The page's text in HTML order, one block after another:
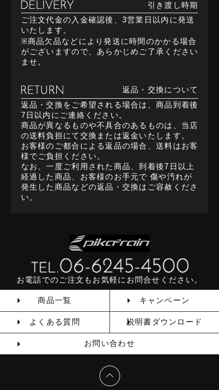
引き渡し時期
ご注文代金の入金確認後、3営業日以内に発送
いたします。
※商品欠品などにより発送に時間のかかる場合
がございますので、あらかじめご了承ください
ませ。
返品・交換について
返品・交換をご希望される場合は、商品到着後
7日以内にご連絡ください。
商品が異なるものや不具合のあるものは、当店
の送料負担にて交換または返金いたします。
お客様のご都合による返品の場合、送料はお客
様でご負担ください。
なお、一度ご利用された商品、到着後7日以上
経過した商品、お客様のお手元で 傷や汚れが
発生した商品などの返品・交換はご容赦くださ
い。
お電話でのご注文もお気軽にお問合せください。
商品一覧 キャンペーン
よくある質問 説明書ダウンロード
お問い合わせ